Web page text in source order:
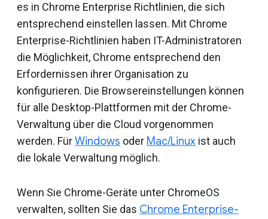
es in Chrome Enterprise Richtlinien, die sich
entsprechend einstellen lassen. Mit Chrome
Enterprise-Richtlinien haben IT-Administratoren
die Möglichkeit, Chrome entsprechend den
Erfordernissen ihrer Organisation zu
konfigurieren. Die Browsereinstellungen können
für alle Desktop-Plattformen mit der Chrome-
Verwaltung über die Cloud vorgenommen
werden. FürWindows oder Mac/Linux ist auch
die lokale Verwaltung möglich.
Wenn Sie Chrome-Geräte unter ChromeOS
verwalten, sollten Sie das Chrome Enterprise-